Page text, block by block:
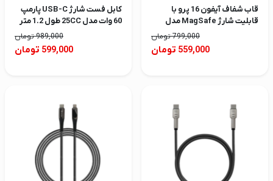
قاب شفاف آیفون 16 پرو با
قابلیت شارژ MagSafe مدل
799,000تومان
559,000 تومان
کابل فست شارژ USB-C پارمپ
60 وات مدل 25CC طول 1.2 متر
989,000تومان
599,000 تومان